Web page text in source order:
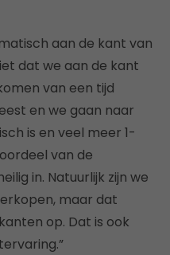
aan de kant van
dat we aan de kant
van een tijd
en we gaan naar
is en veel meer 1-
van de
in. Natuurlijk zijn we
maar dat
op. Dat is ook